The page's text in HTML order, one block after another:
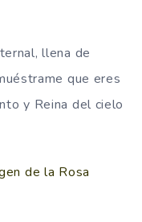
llena de
que eres
y Reina del cielo
de la Rosa